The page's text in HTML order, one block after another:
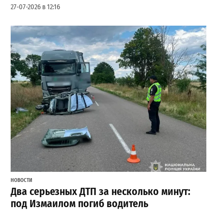
27-07-2026 в 12:16
НОВОСТИ
Два серьезных ДТП за несколько минут:
под Измаилом погиб водитель